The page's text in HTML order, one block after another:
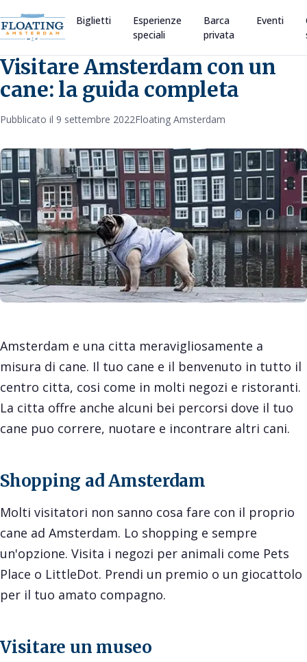
Biglietti
Esperienze
speciali
Barca
privata
Eventi
Visitare Amsterdam con un
cane: la guida completa
Pubblicato il 9 settembre 2022Floating Amsterdam
Amsterdam e una citta meravigliosamente a
misura di cane. Il tuo cane e il benvenuto in tutto il
centro citta, cosi come in molti negozi e ristoranti.
La citta offre anche alcuni bei percorsi dove il tuo
cane puo correre, nuotare e incontrare altri cani.
Shopping ad Amsterdam
Molti visitatori non sanno cosa fare con il proprio
cane ad Amsterdam. Lo shopping e sempre
un'opzione. Visita i negozi per animali come Pets
Place o LittleDot. Prendi un premio o un giocattolo
per il tuo amato compagno.
Visitare un museo